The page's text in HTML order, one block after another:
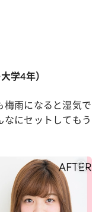
学4年）
梅雨になると湿気で
にセットしてもう